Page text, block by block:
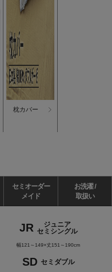
枕カバー
セミオーダー
メイド
お洗濯 /
取扱い
JR
ジュニア
セミシングル
幅121～149×丈151～190cm
SD セミダブル